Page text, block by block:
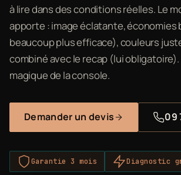
à lire dans des conditions réelles. Le
apporte : image éclatante, économies
beaucoup plus efficace), couleurs
combiné avec le recap (lui
magique de la console.
Demander un devis 09
Garantie 3 mois Diagnostic